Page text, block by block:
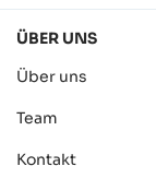
ÜBER UNS
Über uns
Team
Kontakt